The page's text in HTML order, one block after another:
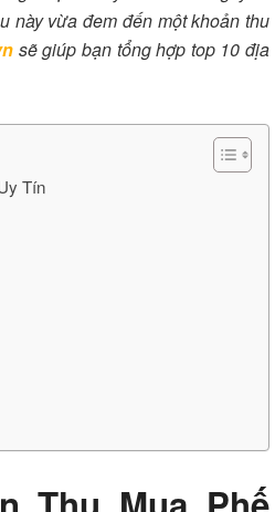
này vừa đem đến một khoản thu
sẽ giúp bạn tổng hợp top 10 địa
Tín